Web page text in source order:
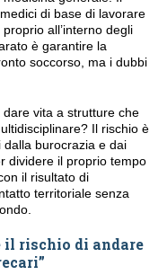
di base di lavorare
all’interno degli
è garantire la
soccorso, ma i dubbi
dare vita a strutture che
Il rischio è
burocrazia e dai
dividere il proprio tempo
il risultato di
territoriale senza
il rischio di andare